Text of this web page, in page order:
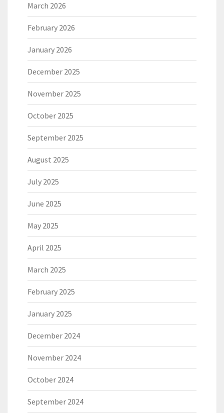
March 2026
February 2026
January 2026
December 2025
November 2025
October 2025
September 2025
August 2025
July 2025
June 2025
May 2025
April 2025
March 2025
February 2025
January 2025
December 2024
November 2024
October 2024
September 2024